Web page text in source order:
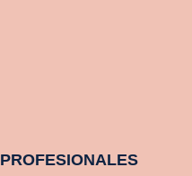
PROFESIONALES